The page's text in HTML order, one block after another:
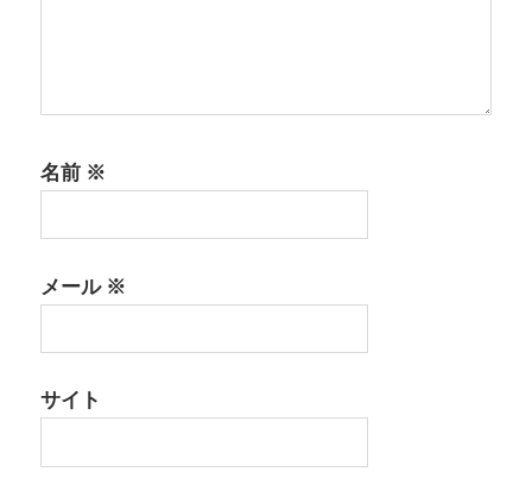
名前 ※
メール※
サイト